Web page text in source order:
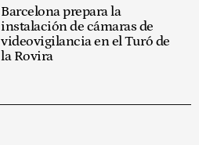
Barcelona prepara la
instalación de cámaras de
videovigilancia en el Turó de
la Rovira